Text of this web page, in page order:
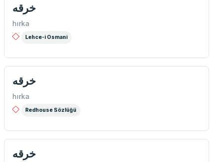
خرقه
hırka
Lehce-i Osmani
خرقه
hırka
Redhouse Sözlüğü
خرقه